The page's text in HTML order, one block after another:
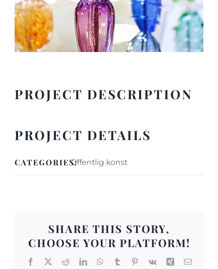
PROJECT DESCRIPTION
PROJECT DETAILS
CATEGORIES:Offentlig konst
SHARE THIS STORY,
CHOOSE YOUR PLATFORM!
Facebook
X RedditLinkedInWhatsApp
TumblrPinterest
Vk Xing E-